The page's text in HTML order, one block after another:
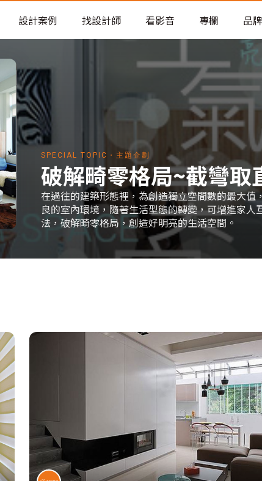
老屋預算分配與高 CP 值煥新術
設計案例 找設計師 看影音 專欄 品
SPECIAL TOPIC・主題企劃
破解畸零格局~截彎取
在過往的建築形態裡，為創造獨立空間數的最大
良的室內環境，隨著生活型態的轉變，可增進家
法，破解畸零格局，創造好明亮的生活空間。